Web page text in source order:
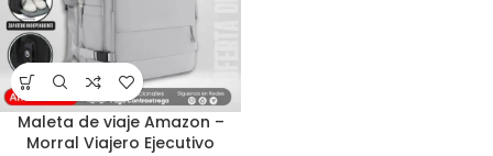
Maleta de viaje Amazon –
Morral Viajero Ejecutivo